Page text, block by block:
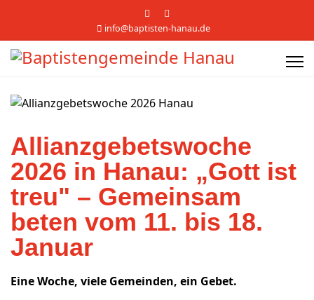
info@baptisten-hanau.de
Allianzgebetswoche
2026 in Hanau: „Gott ist
treu" – Gemeinsam
beten vom 11. bis 18.
Januar
Eine Woche, viele Gemeinden, ein Gebet.